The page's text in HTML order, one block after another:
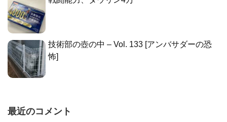
技術部の壺の中 – Vol. 133 [アンバサダーの恐
怖]
最近のコメント